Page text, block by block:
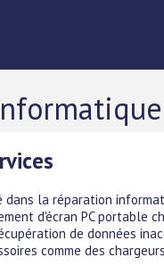
dans la réparation
d'écran PC portable
de données
comme des